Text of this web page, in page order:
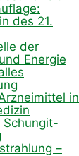
des 21.
der
Energie
in
Schungit-
–